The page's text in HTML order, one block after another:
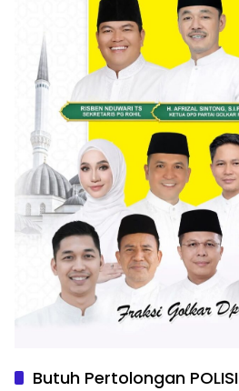
Butuh Pertolongan POLISI